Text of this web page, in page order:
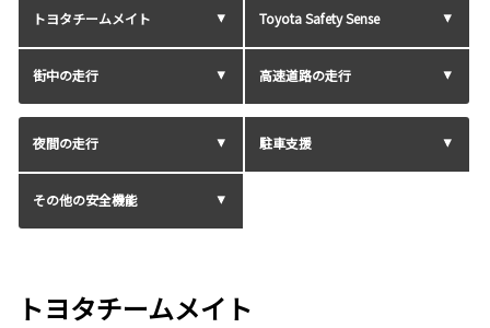
トヨタチームメイト Toyota Safety Sense
街中の走行 高速道路の走行
夜間の走行 駐車支援
その他の安全機能
トヨタチームメイト